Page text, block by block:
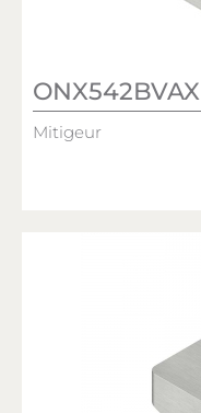
ONX542BVAX
Mitigeur